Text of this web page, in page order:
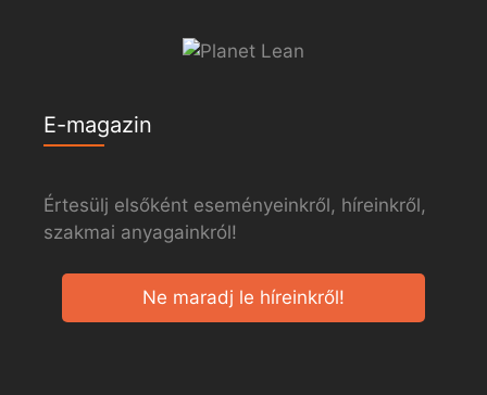
E-magazin
Értesülj elsőként eseményeinkről, híreinkről,
szakmai anyagainkról!
Ne maradj le híreinkről!